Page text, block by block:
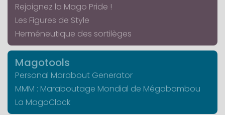
Rejoignez la Mago Pride !
Les Figures de Style
Herméneutique des sortilèges
Magotools
Personal Marabout Generator
MMM : Maraboutage Mondial de Mégabambou
La MagoClock